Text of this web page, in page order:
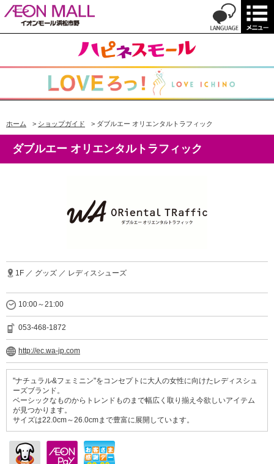
ホーム > ショップガイド > ダブルエー オリエンタルトラフィック
ダブルエー オリエンタルトラフィック
1F ／ グッズ ／ レディスシューズ
10:00～21:00
053-468-1872
http://ec.wa-jp.com
"ナチュラル&フェミニン"をコンセプトに大人の女性に向けたレディスシュ
ーズブランド。
ベーシックなものからトレンドものまで幅広く取り揃え今欲しいアイテム
が見つかります。
サイズは22.0cm～26.0cmまで豊富に展開しています。